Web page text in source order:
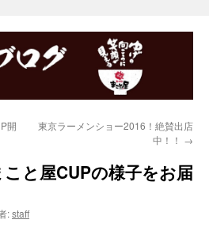
開
東京ラーメンショー2016！絶賛出店
中！！ →
と屋CUPの様子をお届
:staff